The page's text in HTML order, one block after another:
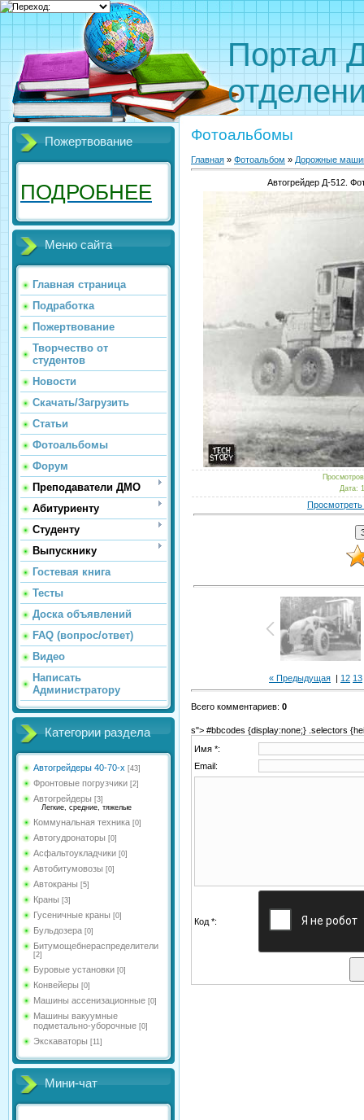
Портал
Пожертвование
ПОДРОБНЕЕ
Меню сайта
Главная страница
Подработка
Пожертвование
Творчество от
студентов
Новости
Скачать/Загрузить
Статьи
Фотоальбомы
Форум
Преподаватели ДМО
Абитуриенту
Студенту
Выпускнику
Гостевая книга
Тесты
Доска объявлений
FAQ (вопрос/ответ)
Видео
Написать
Администратору
Категории раздела
Автогрейдеры 40-70-х [43]
Фронтовые погрузчики [2]
Автогрейдеры [3]
Легкие, средние, тяжелые
Коммунальная техника [0]
Автогудронаторы [0]
Асфальтоукладчики [0]
Автобитумовозы [0]
Автокраны [5]
Краны [3]
Гусеничные краны [0]
Бульдозера [0]
Битумощебнераспределители
[2]
Буровые установки [0]
Конвейеры [0]
Машины ассенизационные [0]
Машины вакуумные
подметально-уборочные [0]
Экскаваторы [11]
Мини-чат
Фотоальбомы
Главная » Фотоальбом » Дорожные
Автогрейдер Д-512.
Просмотров
Дата:
« Предыдущая | 12 13
Всего комментариев: 0
s"> #bbcodes {display:none;} .selectors
Имя *:
Email:
Код *: